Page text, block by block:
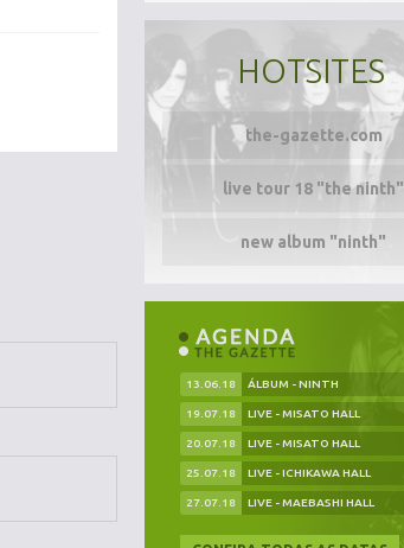
HOTSITES
the-gazette.com
live tour 18 "the ninth"
new album "ninth"
13.06.18 ÁLBUM - NINTH
19.07.18 LIVE - MISATO HALL
20.07.18 LIVE - MISATO HALL
25.07.18 LIVE - ICHIKAWA HALL
27.07.18 LIVE - MAEBASHI HALL